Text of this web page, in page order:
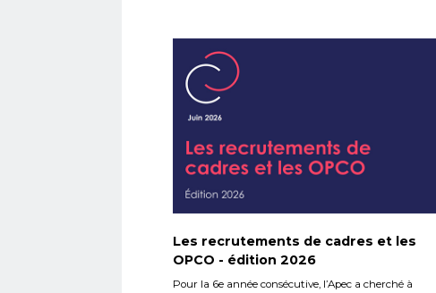
Les recrutements de cadres et les
OPCO - édition 2026
Pour la 6e année consécutive, l’Apec a cherché à